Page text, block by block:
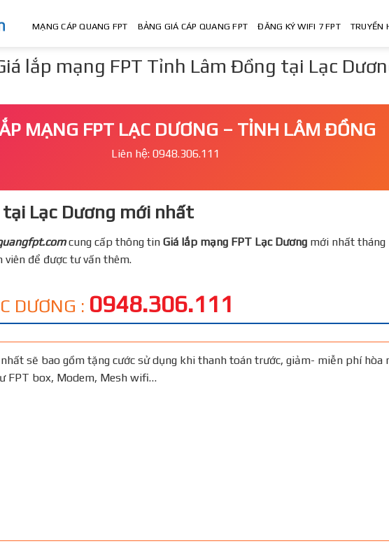
MẠNG CÁP QUANG FPT BẢNG GIÁ CÁP QUANG FPT ĐĂNG KÝ WIFI 7 FPT TRUYỀN
lắp mạng FPT Tỉnh Lâm Đồng tại Lạc
MẠNG FPT LẠC DƯƠNG – TỈNH LÂM ĐỒNG
Liên hệ: 0948.306.111
tại Lạc Dương mới nhất
cung cấp thông tin Giá lắp mạng FPT Lạc Dương mới nhất tháng
viên để được tư vấn thêm.
DƯƠNG : 0948.306.111
sẽ bao gồm tặng cước sử dụng khi thanh toán trước, giảm- miễn phí hòa
FPT box, Modem, Mesh wifi…